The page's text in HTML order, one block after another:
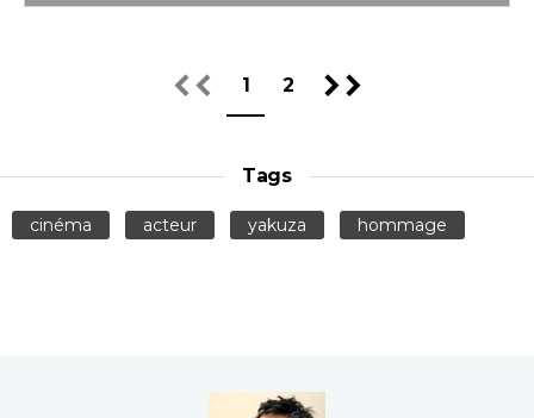
1 2
Tags
cinéma acteur yakuza hommage